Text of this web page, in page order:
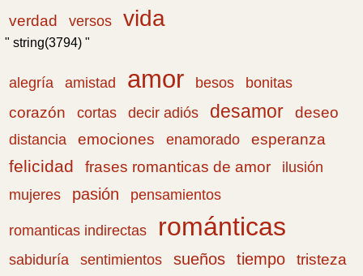
verdad
versos vida
" string(3794) "
alegría amistad amor besos
bonitas
corazón
cortas decir adiós desamor deseo
distancia emociones enamorado esperanza
felicidad frases romanticas de amor
ilusión
mujeres
pasión pensamientos
romanticas indirectas románticas
sabiduría sentimientos sueños tiempo
tristeza